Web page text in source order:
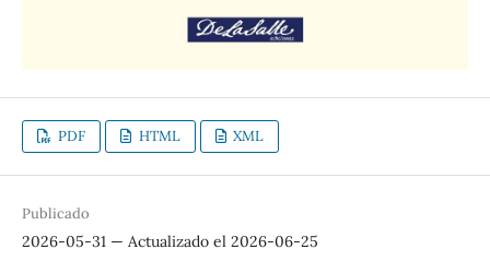
PDF HTML XML
Publicado
2026-05-31 — Actualizado el 2026-06-25